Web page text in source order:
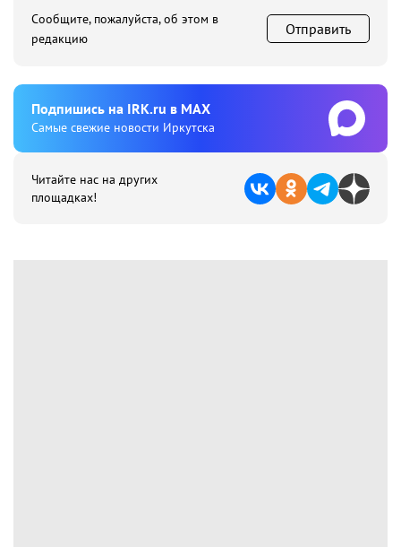
Сообщите, пожалуйста, об этом в
редакцию
Отправить
Подпишиcь на IRK.ru в MAX
Cамые свежие новости Иркутска
Читайте нас на других
площадках!